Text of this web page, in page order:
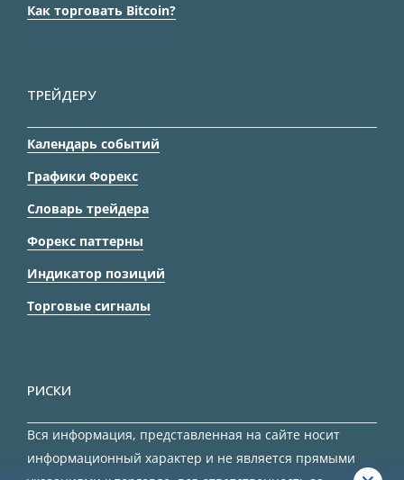
Как торговать Bitcoin?
ТРЕЙДЕРУ
Календарь событий
Графики Форекс
Словарь трейдера
Форекс паттерны
Индикатор позиций
Торговые сигналы
РИСКИ
Вся информация, представленная на сайте носит
информационный характер и не является прямыми